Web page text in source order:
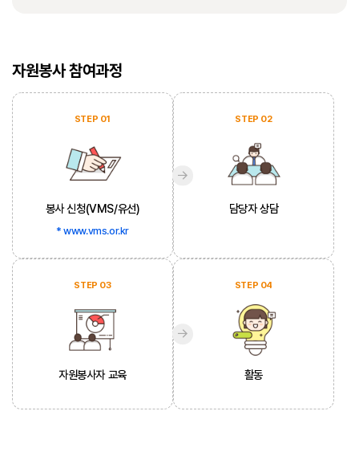
자원봉사 참여과정
STEP 01
봉사 신청(VMS/유선)
* www.vms.or.kr
STEP 02
담당자 상담
STEP 03
자원봉사자 교육
STEP 04
활동